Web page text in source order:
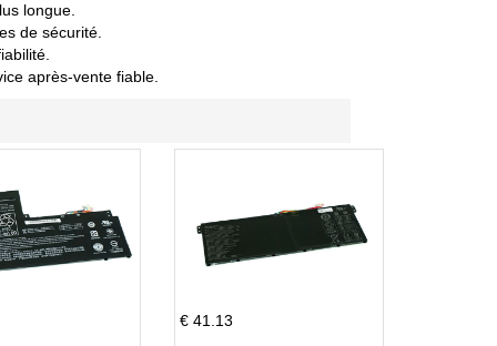
longue.
de sécurité.
après-vente fiable.
€ 41.13